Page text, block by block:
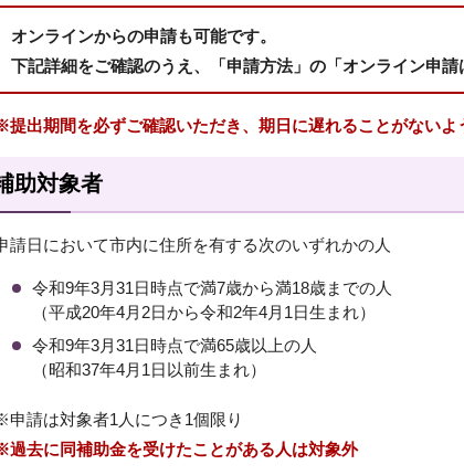
オンラインからの申請も可能です。
下記詳細をご確認のうえ、「申請方法」の「オンライン申請
出期間を必ずご確認いただき、期日に遅れることがないよ
助対象者
請日において市内に住所を有する次のいずれかの人
令和9年3月31日時点で満7歳から満18歳までの人
（平成20年4月2日から令和2年4月1日生まれ）
令和9年3月31日時点で満65歳以上の人
（昭和37年4月1日以前生まれ）
請は対象者1人につき1個限り
去に同補助金を受けたことがある人は対象外